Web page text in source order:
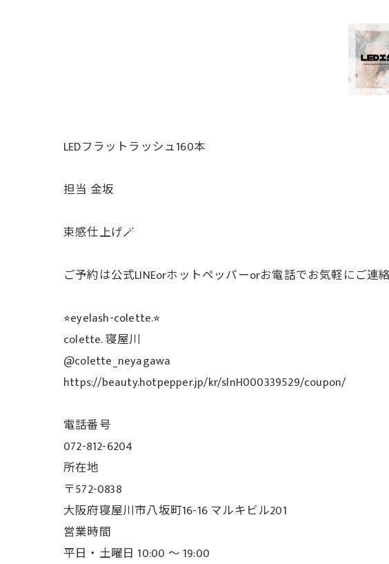
LEDフラットラッシュ160本
担当 金坂
束感仕上げ🪄︎︎
ご予約は公式LINEorホットペッパーorお電話でお気軽にご連
⭐︎eyelash-colette.⭐︎
colette. 寝屋川
@colette_neyagawa
https://beauty.hotpepper.jp/kr/slnH000339529/coupon/
電話番号
072-812-6204
所在地
〒572-0838
大阪府寝屋川市八坂町16-16 マルキビル201
営業時間
平日・土曜日 10:00 ～ 19:00